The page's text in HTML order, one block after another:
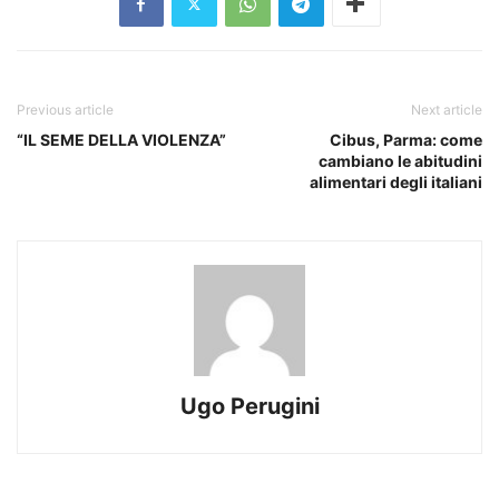
Previous article
“IL SEME DELLA VIOLENZA”
Next article
Cibus, Parma: come
cambiano le abitudini
alimentari degli italiani
Ugo Perugini